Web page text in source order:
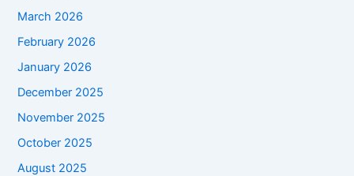
March 2026
February 2026
January 2026
December 2025
November 2025
October 2025
August 2025